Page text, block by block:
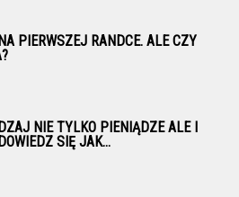
PIERWSZEJ RANDCE. ALE CZY
NIE TYLKO PIENIĄDZE ALE I
SIĘ JAK...